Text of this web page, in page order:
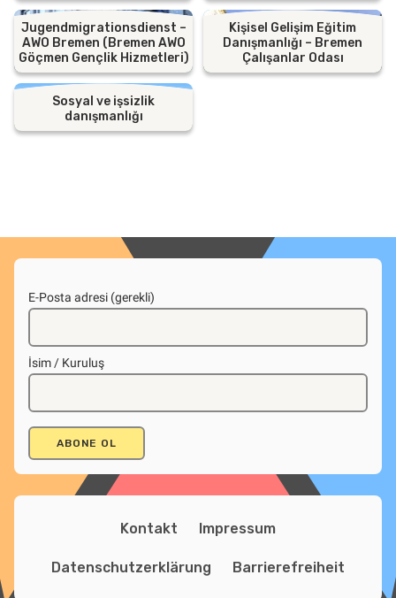
Jugendmigrationsdienst –
AWO Bremen (Bremen AWO
Göçmen Gençlik Hizmetleri)
Kişisel Gelişim Eğitim
Danışmanlığı – Bremen
Çalışanlar Odası
Sosyal ve işsizlik
danışmanlığı
E-Posta adresi (gerekli)
İsim / Kuruluş
Kontakt Impressum
Datenschutzerklärung Barrierefreiheit